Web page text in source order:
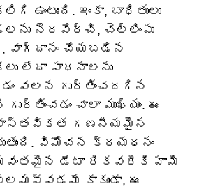
ఉంటుంది. ఇంకా, బాధితులు
నెరవేర్చి, చెల్లింపు
వాగ్దానం చేయబడిన
లేదా సాధనాలను
వలన గుర్తించదగిన
చాలా ముఖ్యం. ఈ
గణనీయమైన
విమోచన క్రయధనం
డేటా రికవరీకి హామీ
కాకుండా, ఈ